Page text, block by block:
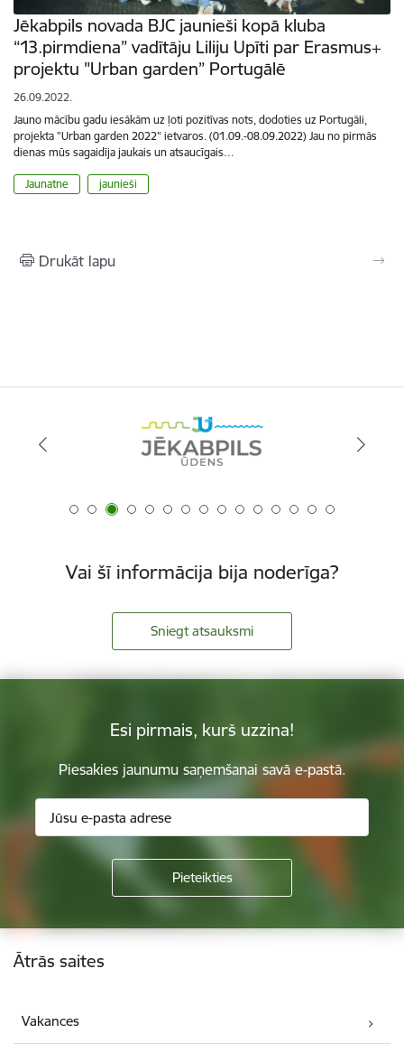
Jēkabpils novada BJC jaunieši kopā kluba
“13.pirmdiena” vadītāju Liliju Upīti par Erasmus+
projektu "Urban garden” Portugālē
26.09.2022.
Jauno mācību gadu iesākām uz ļoti pozitīvas nots, dodoties uz Portugāli,
projekta "Urban garden 2022" ietvaros. (01.09.-08.09.2022) Jau no pirmās
dienas mūs sagaidīja jaukais un atsaucīgais…
Jaunatne jaunieši
Drukāt lapu
Vai šī informācija bija noderīga?
Sniegt atsauksmi
Esi pirmais, kurš uzzina!
Piesakies jaunumu saņemšanai savā e-pastā.
Kājene
Ātrās saites
Vakances